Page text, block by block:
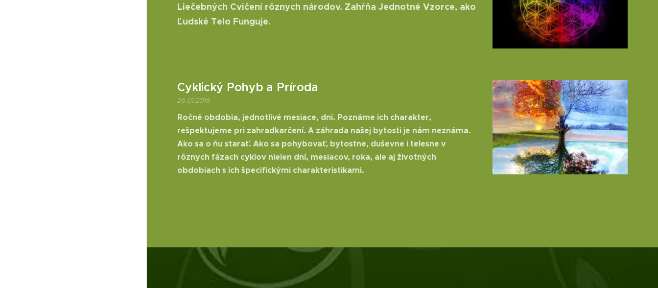
Liečebných Cvičení rôznych národov. Zahŕňa Jednotné Vzorce, ako
Ľudské Telo Funguje.
Cyklický Pohyb a Príroda
26.01.2016
Ročné obdobia, jednotlivé mesiace, dni. Poznáme ich charakter,
rešpektujeme pri zahradkarčení. A záhrada našej bytosti je nám neznáma.
Ako sa o ňu starať. Ako sa pohybovať, bytostne, duševne i telesne v
rôznych fázach cyklov nielen dní, mesiacov, roka, ale aj životných
obdobiach s ich špecifickými charakteristikami.